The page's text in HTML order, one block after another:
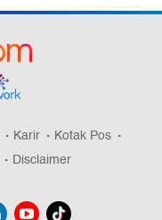
Karir
Kotak Pos
Disclaimer